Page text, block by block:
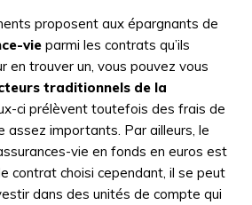
proposent aux épargnants de
vie parmi les contrats qu’ils
en trouver un, vous pouvez vous
traditionnels de la
ci prélèvent toutefois des frais de
assez importants. Par ailleurs, le
vie en fonds en euros est
contrat choisi cependant, il se peut
dans des unités de compte qui